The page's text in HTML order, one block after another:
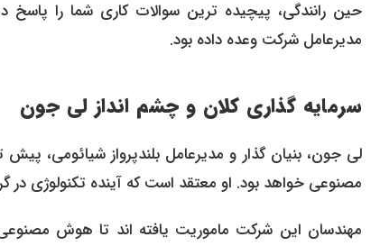
حین رانندگی، پیچیده ترین سوالات کاری شما را
مدیرعامل شرکت وعده داده بود.
سرمایه گذاری کلان و چشم انداز لی جون
مصنوعی خواهد بود. او معتقد است که آینده تکنولوژی در